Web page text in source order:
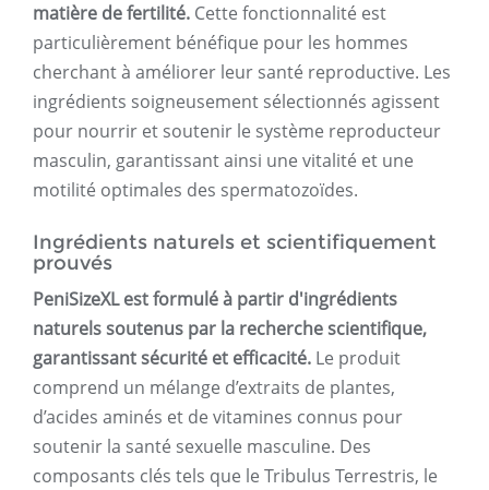
matière de fertilité. Cette fonctionnalité est
particulièrement bénéfique pour les hommes
cherchant à améliorer leur santé reproductive. Les
ingrédients soigneusement sélectionnés agissent
pour nourrir et soutenir le système reproducteur
masculin, garantissant ainsi une vitalité et une
motilité optimales des spermatozoïdes.
Ingrédients naturels et scientifiquement
prouvés
PeniSizeXL est formulé à partir d'ingrédients
naturels soutenus par la recherche scientifique,
garantissant sécurité et efficacité. Le produit
comprend un mélange d’extraits de plantes,
d’acides aminés et de vitamines connus pour
soutenir la santé sexuelle masculine. Des
composants clés tels que le Tribulus Terrestris, le